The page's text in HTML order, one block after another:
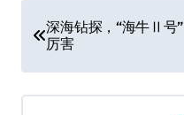
章
导
航
深海钻探，“海牛Ⅱ号”
厉害